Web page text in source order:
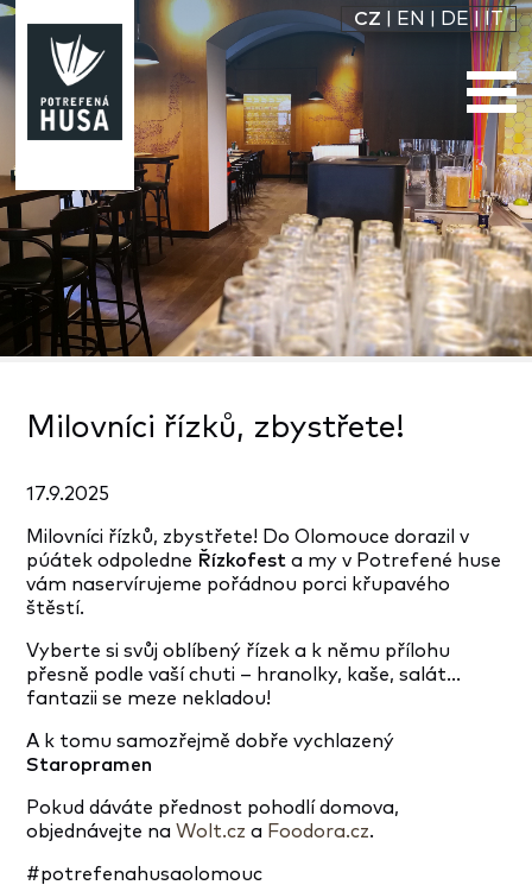
CZ EN DE|IT
Milovníci řízků, zbystřete!
17.9.2025
Milovníci řízků, zbystřete! Do Olomouce dorazil v
púátek odpoledne Řízkofest a my v Potrefené huse
vám naservírujeme pořádnou porci křupavého
štěstí.
Vyberte si svůj oblíbený řízek a k němu přílohu
přesně podle vaší chuti – hranolky, kaše, salát…
fantazii se meze nekladou!
A k tomu samozřejmě dobře vychlazený
Staropramen
Pokud dáváte přednost pohodlí domova,
objednávejte na Wolt.cz a Foodora.cz.
#potrefenahusaolomouc